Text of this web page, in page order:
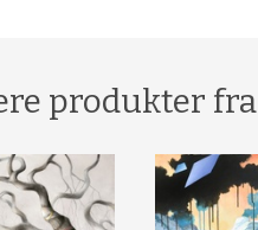
produkter fra